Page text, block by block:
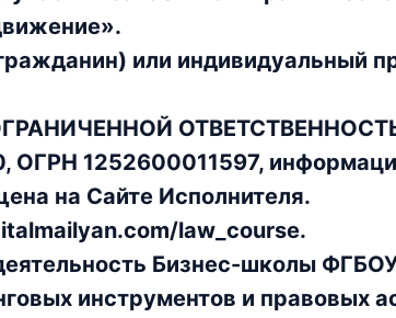
или индивидуальный
1252600011597,
на Сайте Исполнителя.
law_course.
Бизнес-школы
инструментов и правовых